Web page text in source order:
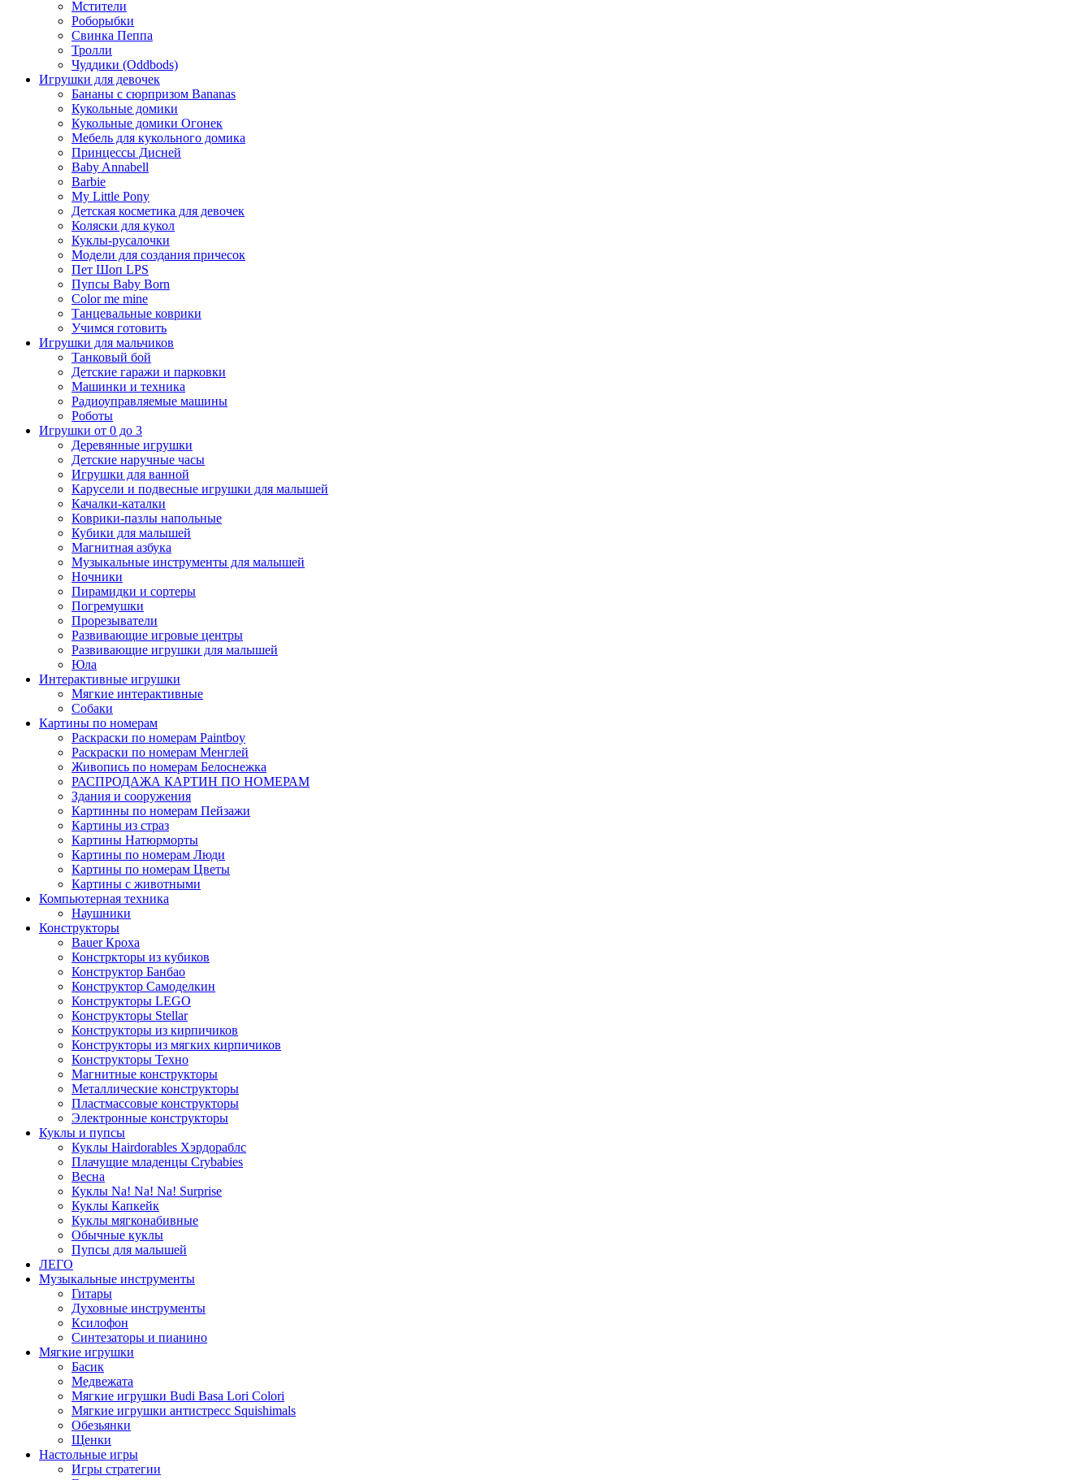
Мстители
Роборыбки
Свинка Пеппа
Тролли
Чуддики (Oddbods)
Игрушки для девочек
Бананы с сюрпризом Bananas
Кукольные домики
Кукольные домики Огонек
Мебель для кукольного домика
Принцессы Дисней
Baby Annabell
Barbie
My Little Pony
Детская косметика для девочек
Коляски для кукол
Куклы-русалочки
Модели для создания причесок
Пет Шоп LPS
Пупсы Baby Born
Сolor me mine
Танцевальные коврики
Учимся готовить
Игрушки для мальчиков
Танковый бой
Детские гаражи и парковки
Машинки и техника
Радиоуправляемые машины
Роботы
Игрушки от 0 до 3
Деревянные игрушки
Детские наручные часы
Игрушки для ванной
Карусели и подвесные игрушки для малышей
Качалки-каталки
Коврики-пазлы напольные
Кубики для малышей
Магнитная азбука
Музыкальные инструменты для малышей
Ночники
Пирамидки и сортеры
Погремушки
Прорезыватели
Развивающие игровые центры
Развивающие игрушки для малышей
Юла
Интерактивные игрушки
Мягкие интерактивные
Собаки
Картины по номерам
Раскраски по номерам Paintboy
Раскраски по номерам Менглей
Живопись по номерам Белоснежка
РАСПРОДАЖА КАРТИН ПО НОМЕРАМ
Здания и сооружения
Картинны по номерам Пейзажи
Картины из страз
Картины Натюрморты
Картины по номерам Люди
Картины по номерам Цветы
Картины с животными
Компьютерная техника
Наушники
Конструкторы
Bauer Кроха
Констркторы из кубиков
Конструктор Банбао
Конструктор Самоделкин
Конструкторы LEGO
Конструкторы Stellar
Конструкторы из кирпичиков
Конструкторы из мягких кирпичиков
Конструкторы Техно
Магнитные конструкторы
Металлические конструкторы
Пластмассовые конструкторы
Электронные конструкторы
Куклы и пупсы
Куклы Hairdorables Хэрдораблс
Плачущие младенцы Crybabies
Весна
Куклы Na! Na! Na! Surprise
Куклы Капкейк
Куклы мягконабивные
Обычные куклы
Пупсы для малышей
ЛЕГО
Музыкальные инструменты
Гитары
Духовные инструменты
Ксилофон
Синтезаторы и пианино
Мягкие игрушки
Басик
Медвежата
Мягкие игрушки Budi Basa Lori Colori
Мягкие игрушки антистресс Squishimals
Обезьянки
Щенки
Настольные игры
Игры стратегии